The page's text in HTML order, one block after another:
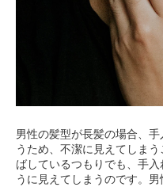
男性の髪型が長髪の場合、
うため、不潔に見えてしま
ばしているつもりでも、手
うに見えてしまうのです。